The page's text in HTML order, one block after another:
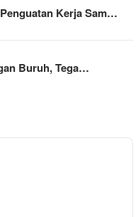
Kerja Sam…
Buruh, Tega…